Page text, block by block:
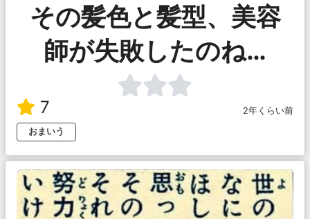
その髪色と髪型、美容
師が失敗したのね…
7
2年くらい前
おまいう